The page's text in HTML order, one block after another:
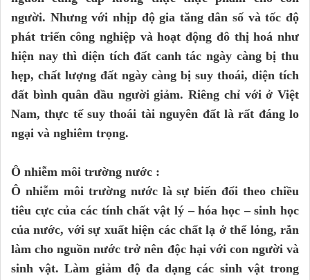
người. Nhưng với nhịp độ gia tăng dân số và tốc độ
phát triển công nghiệp và hoạt động đô thị hoá như
hiện nay thì diện tích đất canh tác ngày càng bị thu
hẹp, chất lượng đất ngày càng bị suy thoái, diện tích
đất bình quân đầu người giảm. Riêng chỉ với ở Việt
Nam, thực tế suy thoái tài nguyên đất là rất đáng lo
ngại và nghiêm trọng.
Ô nhiễm môi trường nước :
Ô nhiễm môi trường nước là sự biến đổi theo chiều
tiêu cực của các tính chất vật lý – hóa học – sinh học
của nước, với sự xuất hiện các chất lạ ở thể lỏng, rắn
làm cho nguồn nước trở nên độc hại với con người và
sinh vật. Làm giảm độ đa dạng các sinh vật trong